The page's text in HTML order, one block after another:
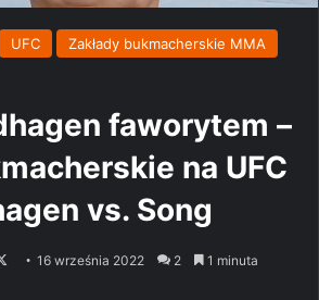
UFC
Zakłady bukmacherskie MMA
faworytem –
na UFC
vs. Song
Follow16 września 2022 2 1 minuta